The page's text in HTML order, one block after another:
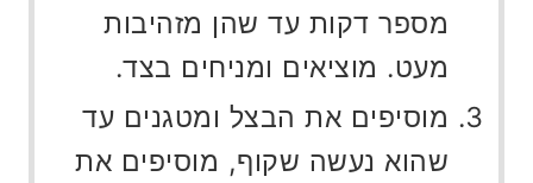
מספר דקות עד שהן מזהיבות
מעט. מוציאים ומניחים בצד.
מוסיפים את הבצל ומטגנים עד
שהוא נעשה שקוף, מוסיפים את